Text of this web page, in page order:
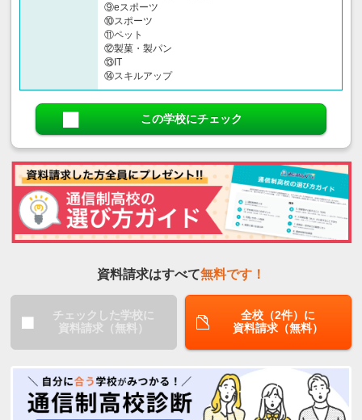
⑨eスポーツ
⑩スポーツ
⑪ペット
⑫製菓・製パン
⑬IT
⑭スキルアップ
この学校にチェック
資料請求はすべて無料です！
チェックした学校に
資料請求（無料）
全校（2件）に
資料請求（無料）